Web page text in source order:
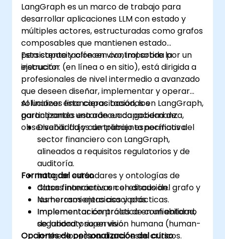
LangGraph es un marco de trabajo para
desarrollar aplicaciones LLM con estado y
múltiples actores, estructuradas como grafos
composables que mantienen estado
persistente y ofrecen control sobre la
ejecución.
Esta capacitación en vivo, impartida por un
instructor (en línea o en sitio), está dirigida a
profesionales de nivel intermedio a avanzado
que deseen diseñar, implementar y operar
soluciones financieras basadas en LangGraph,
garantizando una adecuada gobernanza,
observabilidad y cumplimiento normativo.
Al finalizar esta capacitación, los
participantes estarán en capacidad de:
Diseñar flujos de trabajo específicos del
sector financiero con LangGraph,
alineados a requisitos regulatorios y de
auditoría.
Integrar estándares y ontologías de
datos financieros en el estado del grafo y
las herramientas asociadas.
Implementar controles de confiabilidad,
seguridad y supervisión humana (human-
in-the-loop) para procesos críticos.
Formato del curso
Clases interactivas con discusión.
Numerosos ejercicios y prácticas.
Implementación práctica en un entorno
de laboratorio en vivo.
Opciones de personalización del curso